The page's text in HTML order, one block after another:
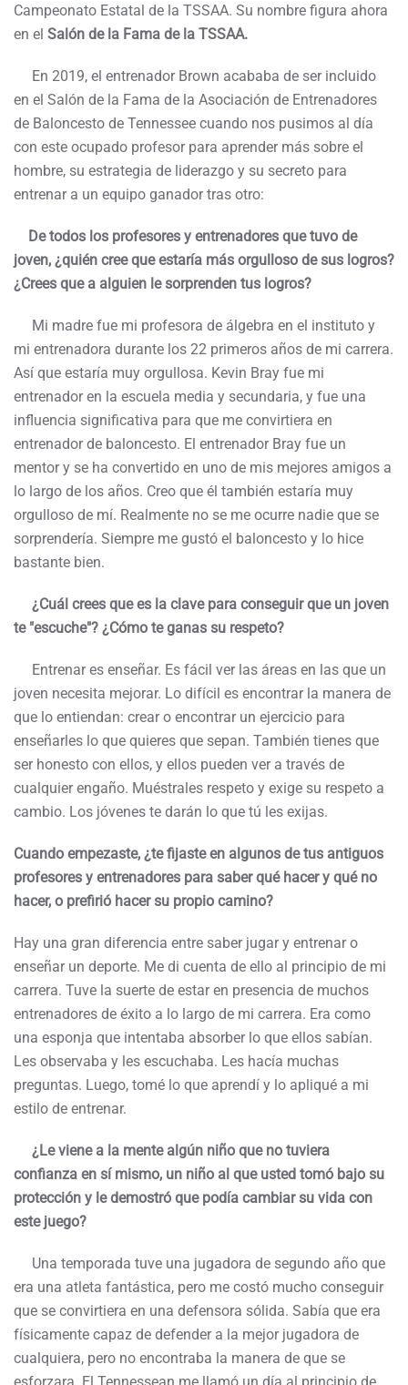
Campeonato Estatal de la TSSAA. Su nombre figura ahora
en el Salón de la Fama de la TSSAA.
En 2019, el entrenador Brown acababa de ser incluido
en el Salón de la Fama de la Asociación de Entrenadores
de Baloncesto de Tennessee cuando nos pusimos al día
con este ocupado profesor para aprender más sobre el
hombre, su estrategia de liderazgo y su secreto para
entrenar a un equipo ganador tras otro:
De todos los profesores y entrenadores que tuvo de
joven, ¿quién cree que estaría más orgulloso de sus logros?
¿Crees que a alguien le sorprenden tus logros?
Mi madre fue mi profesora de álgebra en el instituto y
mi entrenadora durante los 22 primeros años de mi carrera.
Así que estaría muy orgullosa. Kevin Bray fue mi
entrenador en la escuela media y secundaria, y fue una
influencia significativa para que me convirtiera en
entrenador de baloncesto. El entrenador Bray fue un
mentor y se ha convertido en uno de mis mejores amigos a
lo largo de los años. Creo que él también estaría muy
orgulloso de mí. Realmente no se me ocurre nadie que se
sorprendería. Siempre me gustó el baloncesto y lo hice
bastante bien.
¿Cuál crees que es la clave para conseguir que un joven
te "escuche"? ¿Cómo te ganas su respeto?
Entrenar es enseñar. Es fácil ver las áreas en las que un
joven necesita mejorar. Lo difícil es encontrar la manera de
que lo entiendan: crear o encontrar un ejercicio para
enseñarles lo que quieres que sepan. También tienes que
ser honesto con ellos, y ellos pueden ver a través de
cualquier engaño. Muéstrales respeto y exige su respeto a
cambio. Los jóvenes te darán lo que tú les exijas.
Cuando empezaste, ¿te fijaste en algunos de tus antiguos
profesores y entrenadores para saber qué hacer y qué no
hacer, o prefirió hacer su propio camino?
Hay una gran diferencia entre saber jugar y entrenar o
enseñar un deporte. Me di cuenta de ello al principio de mi
carrera. Tuve la suerte de estar en presencia de muchos
entrenadores de éxito a lo largo de mi carrera. Era como
una esponja que intentaba absorber lo que ellos sabían.
Les observaba y les escuchaba. Les hacía muchas
preguntas. Luego, tomé lo que aprendí y lo apliqué a mi
estilo de entrenar.
¿Le viene a la mente algún niño que no tuviera
confianza en sí mismo, un niño al que usted tomó bajo su
protección y le demostró que podía cambiar su vida con
este juego?
Una temporada tuve una jugadora de segundo año que
era una atleta fantástica, pero me costó mucho conseguir
que se convirtiera en una defensora sólida. Sabía que era
físicamente capaz de defender a la mejor jugadora de
cualquiera, pero no encontraba la manera de que se